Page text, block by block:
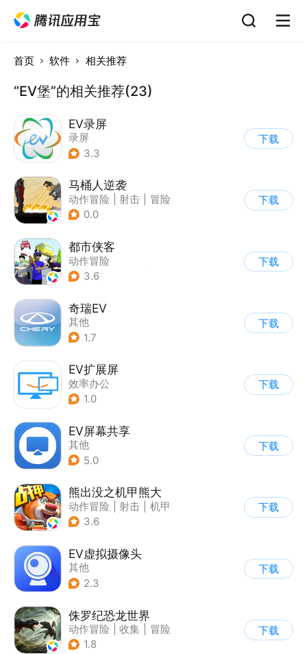
首页 软件 相关推荐
“EV堡”的相关推荐(23)
EV录屏
录屏
3.3
下载
马桶人逆袭
动作冒险 射击
冒险
| 像素风
0.0
下载
都市侠客
动作冒险
| 第一人称射击
3.6
下载
奇瑞EV
其他
1.7
下载
EV扩展屏
效率办公
1.0
下载
EV屏幕共享
其他
5.0
下载
熊出没之机甲熊大
动作冒险 射击
机甲
| 熊出没
3.6
下载
EV虚拟摄像头
其他
2.3
下载
侏罗纪恐龙世界
动作冒险 收集
冒险
| 写实
1.8
下载